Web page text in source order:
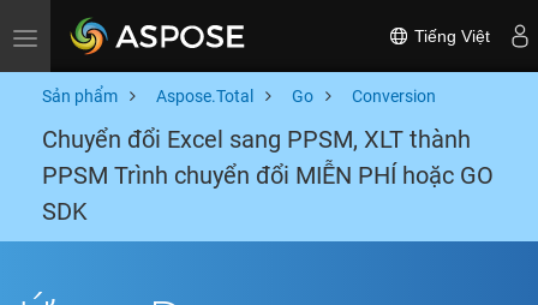
Toggle navigation Tiếng Việt
Sản phẩm Aspose.Total Go Conversion
Chuyển đổi Excel sang PPSM, XLT thành
PPSM Trình chuyển đổi MIỄN PHÍ hoặc GO
SDK